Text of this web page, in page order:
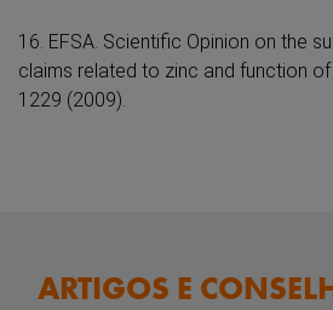
16. EFSA. Scientific Opinion on the
claims related to zinc and function
1229 (2009).
ARTIGOS E